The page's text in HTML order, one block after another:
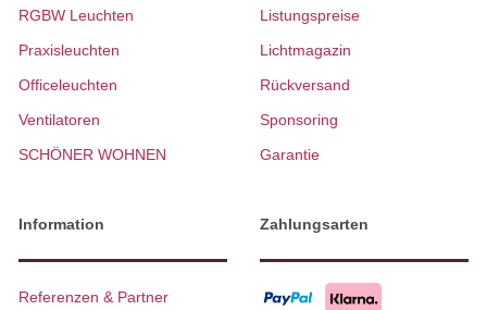
RGBW Leuchten
Praxisleuchten
Officeleuchten
Ventilatoren
SCHÖNER WOHNEN
Listungspreise
Lichtmagazin
Rückversand
Sponsoring
Garantie
Information
Referenzen & Partner
Zahlungsarten